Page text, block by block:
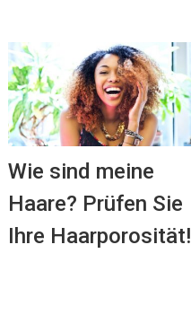
Wie sind meine
Haare? Prüfen Sie
Ihre Haarporosität!